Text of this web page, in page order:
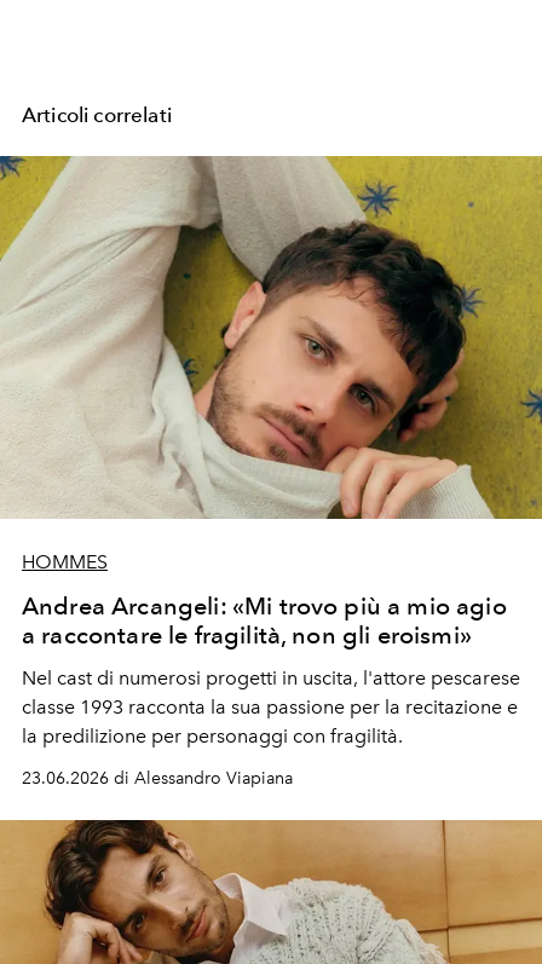
Articoli correlati
HOMMES
Andrea Arcangeli: «Mi trovo più a mio agio
a raccontare le fragilità, non gli eroismi»
Nel cast di numerosi progetti in uscita, l'attore pescarese
classe 1993 racconta la sua passione per la recitazione e
la predilizione per personaggi con fragilità.
23.06.2026 di Alessandro Viapiana